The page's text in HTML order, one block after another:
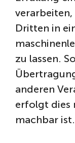
verarbeiten,
Dritten in
zu lassen.
anderen
erfolgt dies
machbar ist.